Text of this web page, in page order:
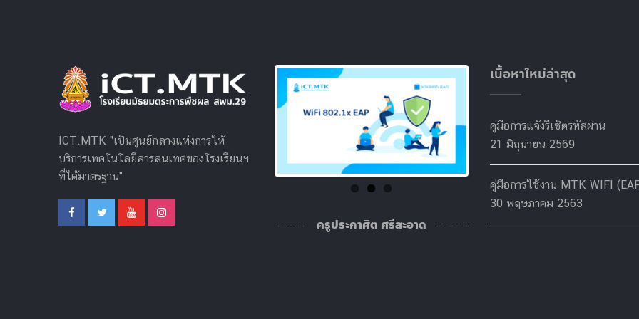
ICT.MTK "เป็นศูนย์กลางแห่งการให้
บริการเทคโนโลยีสารสนเทศของโรงเรียนฯ
ที่ได้มาตรฐาน"
ครูประกาศิต ศรีสะอาด
เนื้อหาใหม่ล่าสุด
คู่มือการแจ้งรีเซ็ตรหัสผ่าน
21 มิถุนายน 2569
คู่มือการใช้งาน MTK WIFI
30 พฤษภาคม 2563